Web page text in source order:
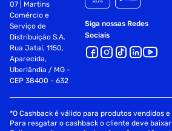
07 | Martins
Comércio e
Serviço de
Distribuição S.A.
Rua Jataí, 1150,
Aparecida,
Uberlândia / MG -
CEP 38400 - 632
Siga nossas Redes
Sociais
*O Cashback é válido para produtos vendidos
Para resgatar o cashback o cliente deve